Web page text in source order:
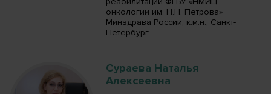
онкологии им. Н.Н. Петрова»
Минздрава России, к.м.н., Санкт-
Петербург
Сураева Наталья
Алексеевна